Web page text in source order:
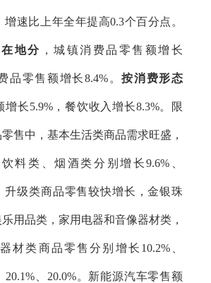
增速比上年全年提高0.3个百分点。
地分 ，城镇消费品零售额增长
品零售额增长8.4%。按消费形态
增长5.9%，餐饮收入增长8.3%。限
售中，基本生活类商品需求旺盛，
料类、烟酒类分别增长9.6%、
升级类商品零售较快增长，金银珠
用品类，家用电器和音像器材类，
材类商品零售分别增长10.2%、
20.1%、20.0%。新能源汽车零售额